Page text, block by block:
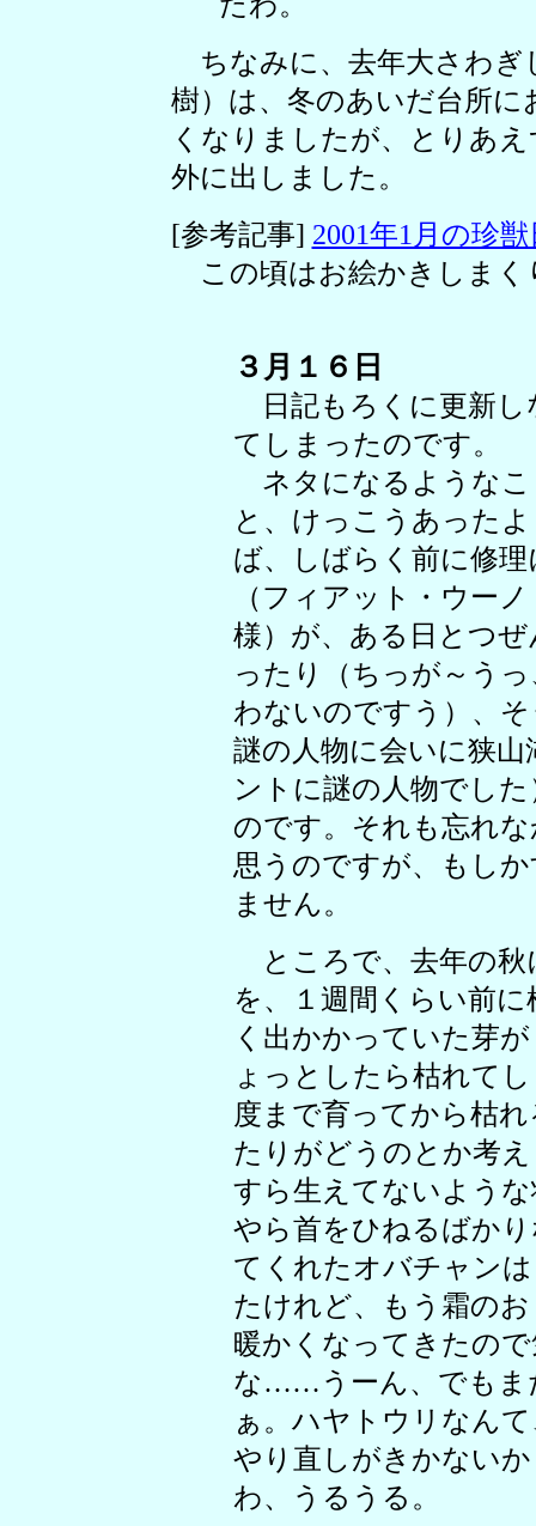
ちなみに、去年大さわぎ
樹）は、冬のあいだ台所
くなりましたが、とりあ
外に出しました。
[参考記事] 2001年1月の珍
この頃はお絵かきしまく
３月１６日
日記もろくに更新し
てしまったのです。
ネタになるようなこ
と、けっこうあった
ば、しばらく前に修
（フィアット・ウー
様）が、ある日とつ
ったり（ちっが～う
わないのですう）、
謎の人物に会いに狭
ントに謎の人物でし
のです。それも忘れ
思うのですが、もし
ません。
ところで、去年の秋
を、１週間くらい前
く出かかっていた芽
ょっとしたら枯れて
度まで育ってから枯
たりがどうのとか考
すら生えてないよう
やら首をひねるばか
てくれたオバチャン
たけれど、もう霜の
暖かくなってきたの
な……うーん、でもま
ぁ。ハヤトウリなん
やり直しがきかない
わ、うるうる。